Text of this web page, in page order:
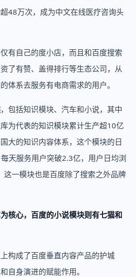
48万次，成为中文在线医疗咨询头
有自己的度小店，而且和百度搜索
了有赞、盖得排行等生态公司，从
体系去服务有电商需求的用户。
，包括知识模块、汽车和小说，其中
为代表的知识模块累计生产超10亿
大的知识内容体系，这个模块的日
天服务用户突破2.3亿，用户日均浏
这一模块也是百度除了搜索之外品牌
核心，百度的小说模块则有七猫和
构成了百度垂直内容产品的护城
自身演进的赋能作用。